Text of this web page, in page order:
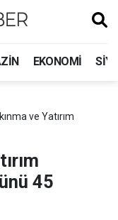
EKONOMI
ve Yatırım
45